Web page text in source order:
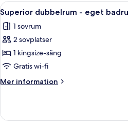
eget
badrum
Öppna
alla
foton
för
Superior
dubbelrum
-
eget
8
Superior dubbelrum - eget
1 sovrum
2 sovplatser
1 kingsize-säng
Gratis wi-fi
Mer information
Mer
dubbelrum